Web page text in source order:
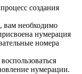
создания
вам необходимо
нумерация
номера
нумерации.